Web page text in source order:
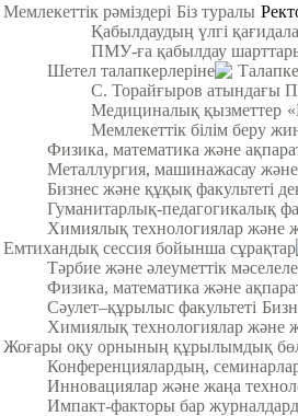
Мемлекеттік рәміздері Біз туралы
Қабылдаудың үлгі
ПМУ-ға қабылдау
Шетел талапкерлеріне
С. Торайғыров атындағы
Медициналық қызметтер
Мемлекеттік білім беру
Физика, математика және
Металлургия, машинажасау
Бизнес және құқық факультеті
Гуманитарлық-педагогикалық
Химиялық технологиялар және
Емтихандық сессия бойынша сұрақтар
Тәрбие және әлеуметтік
Физика, математика және
Cәулет–құрылыс факультеті
Химиялық технологиялар және
Жоғары оқу орнының құрылымдық
Конференциялардың,
Инновациялар және жаңа
Импакт-факторы бар